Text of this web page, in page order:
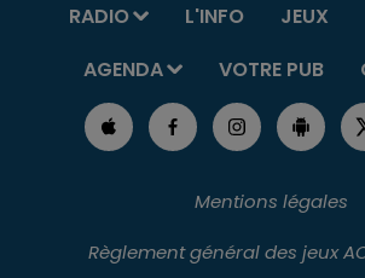
RADIO L'INFO JEUX
AGENDA
VOTRE PUB
Mentions légales
Règlement général des jeux